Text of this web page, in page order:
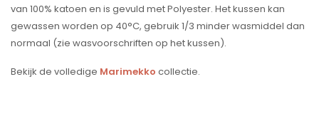
van 100% katoen en is gevuld met Polyester. Het kussen kan
gewassen worden op 40°C, gebruik 1/3 minder wasmiddel dan
normaal (zie wasvoorschriften op het kussen).
Bekijk de volledige Marimekko collectie.